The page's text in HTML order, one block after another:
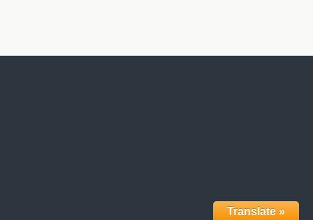
Translate »